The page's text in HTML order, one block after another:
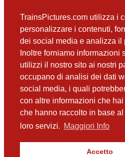
TrainsPictures.com utilizza i
personalizzare i contenuti,
dei social media e analizza il
Inoltre forniamo informazioni
utilizzi il nostro sito ai nostri
occupano di analisi dei dati
social media, i quali
con altre informazioni che
che hanno raccolto in base
loro servizi. Maggiori Info
Accetto
precedente
OBB 1116 120 Gotzendorf
successiva
OBB 1116 221 Gotzendorf an der Leitha
📸 Fotografie scattate nei dintorniVedi
GySev 4746 813 e OBB 4746 590
(7 m)
1144 266 Götzendorf an der Leitha
OBB 1116 221 Gotzendorf an der